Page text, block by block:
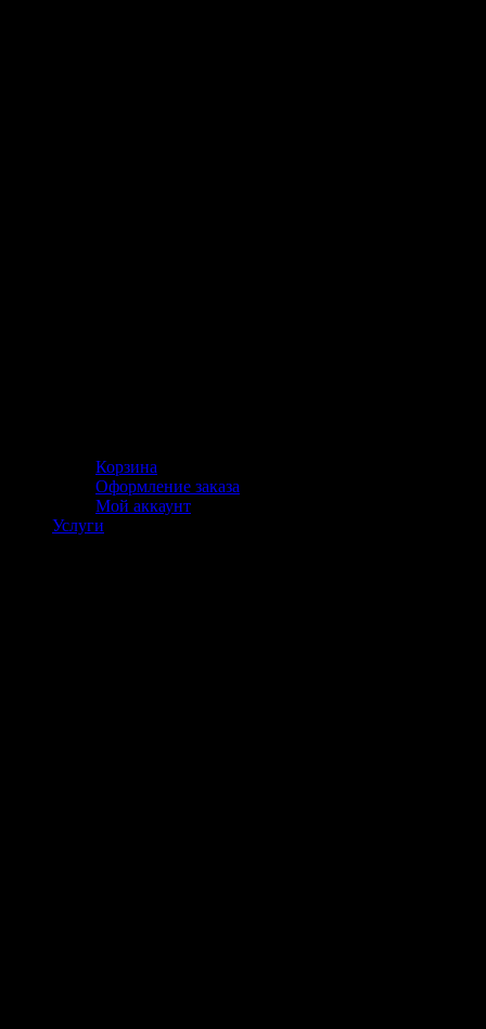
Корзина
Оформление заказа
Мой аккаунт
Услуги